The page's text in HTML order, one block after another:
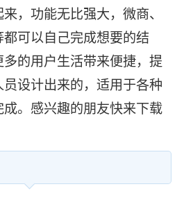
，功能无比强大，微商、
可以自己完成想要的结
的用户生活带来便捷，提
设计出来的，适用于各种
。感兴趣的朋友快来下载